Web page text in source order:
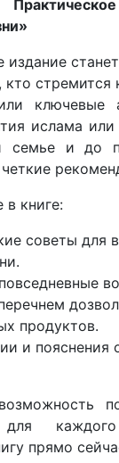
издание
кто стремится
ислама
семье и до
в книге:
советы для
продуктов.
и пояснения
для
прямо